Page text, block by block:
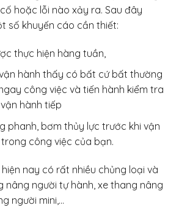
hoặc lỗi nào xảy ra. Sau đây
số khuyến cáo cần thiết:
thực hiện hàng tuần,
hành thấy có bất cứ bất thường
công việc và tiến hành kiểm tra
hành tiếp
phanh, bơm thủy lực trước khi vận
công việc của bạn.
hiện nay có rất nhiều chủng loại và
nâng người tự hành, xe thang nâng
người mini,…